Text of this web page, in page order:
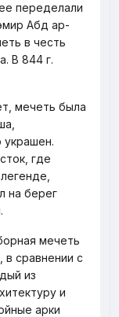
переделали
Абд ар-
в честь
В 844 г.
мечеть была
где
на берег
мечеть
в сравнении с
из
и
арки